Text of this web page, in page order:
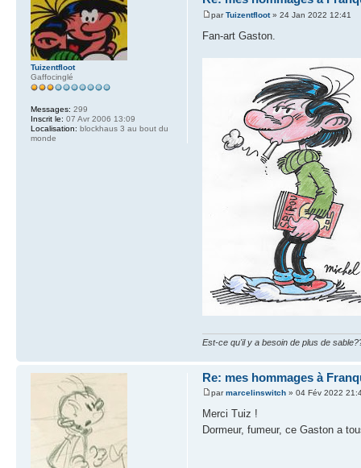
parTuizentfloot» 24 Jan 2022 12:41
Fan-art Gaston.
Est-ce qu'il y a besoin de plus de
Tuizentfloot
Gaffocinglé
Messages: 299
Inscrit le: 07 Avr 2006 13:09
Localisation: blockhaus 3 au bout du
monde
Re: mes hommages à
parmarcelinswitch» 04 Fév 2022
Merci Tuiz !
Dormeur, fumeur, ce Gaston a